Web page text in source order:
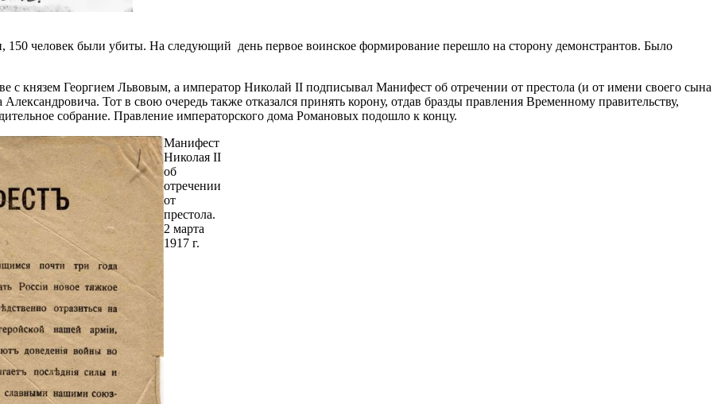
150 человек были убиты. На следующий день первое воинское формирование перешло на сторону демонстрантов. Было
с князем Георгием Львовым, а император Николай II подписывал Манифест об отречении от престола (и от имени своего сына
Тот в свою очередь также отказался принять корону, отдав бразды правления Временному правительству,
собрание. Правление императорского дома Романовых подошло к концу.
Манифест
Николая II
об
отречении
от
престола.
2 марта
1917 г.